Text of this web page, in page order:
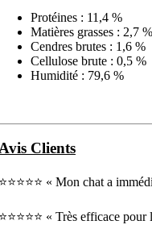
Protéines : 11,4 %
Matières grasses : 2,7 %
Cendres brutes : 1,6 %
Cellulose brute : 0,5 %
Humidité : 79,6 %
Clients
« Mon chat a
« Très efficace